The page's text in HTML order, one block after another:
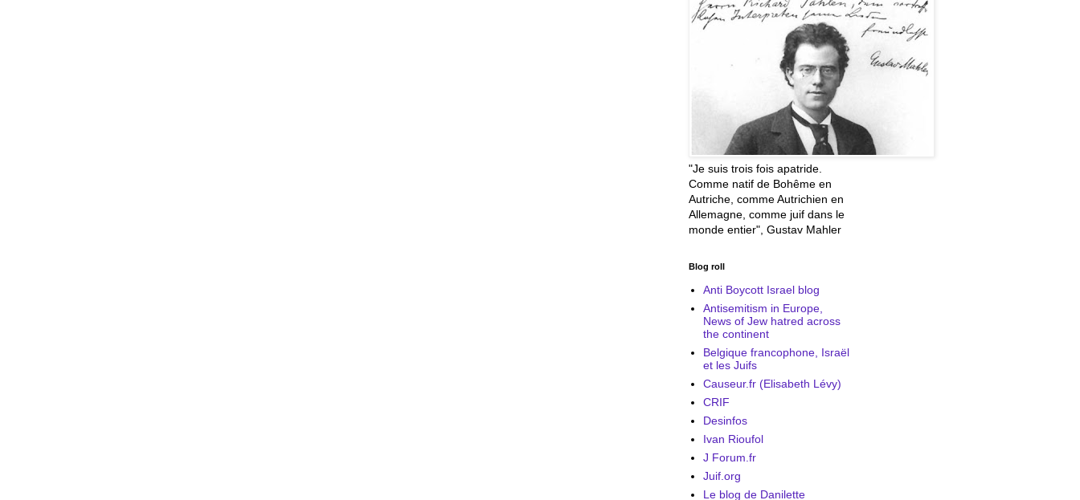
"Je suis trois fois apatride.
Comme natif de Bohême en
Autriche, comme Autrichien en
Allemagne, comme juif dans le
monde entier", Gustav Mahler
Blog roll
Anti Boycott Israel blog
Antisemitism in Europe,
News of Jew hatred across
the continent
Belgique francophone, Israël
et les Juifs
Causeur.fr (Elisabeth Lévy)
CRIF
Desinfos
Ivan Rioufol
J Forum.fr
Juif.org
Le blog de Danilette